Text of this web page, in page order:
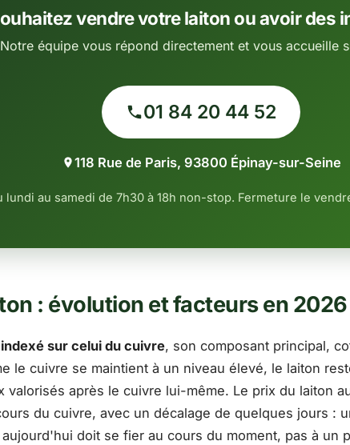
vendre votre laiton ou avoir des
Notre équipe vous répond directement et vous accueille
01 84 20 44 52
118 Rue de Paris, 93800 Épinay-sur-Seine
lundi au samedi de 7h30 à 18h non-stop. Fermeture le
: évolution et facteurs en 2026
indexé sur celui du cuivre, son composant principal,
le cuivre se maintient à un niveau élevé, le laiton
valorisés après le cuivre lui-même. Le prix du laiton
du cuivre, avec un décalage de quelques jours :
doit se fier au cours du moment, pas à un